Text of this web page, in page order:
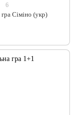
6
гра Сіміно (укр)